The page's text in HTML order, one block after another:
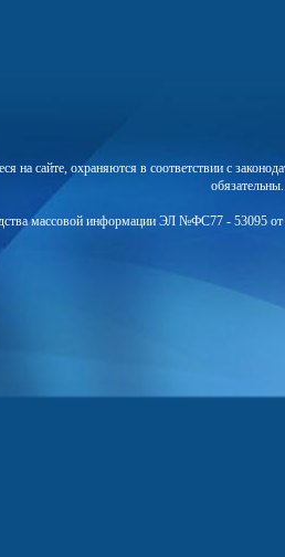
на сайте, охраняются в соответствии с
массовой информации ЭЛ №ФС77 - 53095